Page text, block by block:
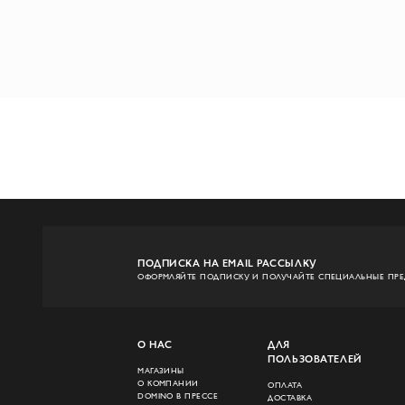
ПОДПИСКА НА EMAIL РАССЫЛКУ
ОФОРМЛЯЙТЕ ПОДПИСКУ И ПОЛУЧАЙТЕ СПЕЦИАЛЬНЫЕ
О НАС
МАГАЗИНЫ
О КОМПАНИИ
DOMINO В ПРЕССЕ
ДЛЯ
ПОЛЬЗОВАТЕЛЕЙ
ОПЛАТА
ДОСТАВКА